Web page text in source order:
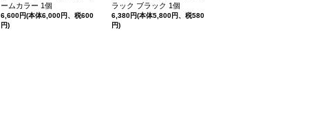
ームカラー 1個
6,600円(本体6,000円、税600
円)
ラック ブラック 1個
6,380円(本体5,800円、税580
円)